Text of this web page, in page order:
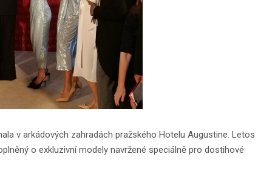
v arkádových zahradách pražského Hotelu Augustine. Letos
o exkluzivní modely navržené speciálně pro dostihové